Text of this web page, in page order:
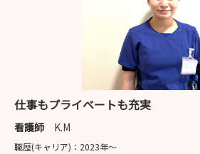
仕事もプライベートも充実
看護師 K.M
職歴(キャリア)： 2023年〜